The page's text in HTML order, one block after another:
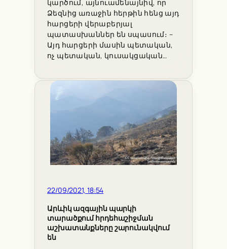
կարծում, այնուամենայնիվ, որ
Ձեզնից առաջին հերթին հենց այդ
հարցերի վերաբերյալ
պատասխաններ են սպասում։ –
Այդ հարցերի մասին պետական,
ոչ պետական, կուսակցական…
22/09/2021, 18:54
Արևիկ ազգային պարկի
տարածքում հրդեհաշիջման
աշխատանքները շարունակվում
են